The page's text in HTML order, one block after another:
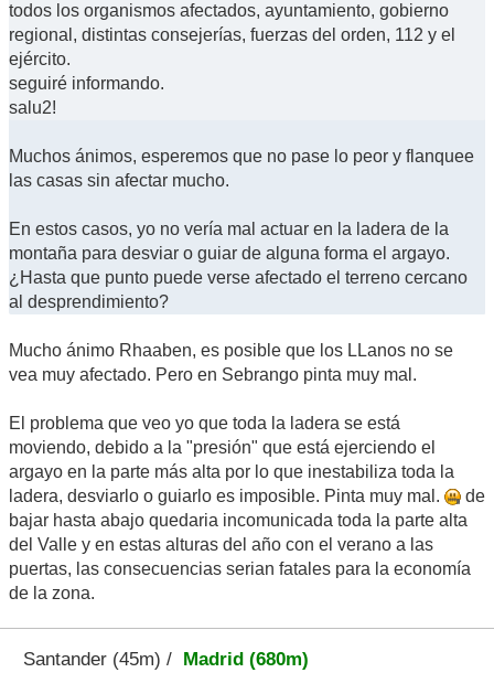
todos los organismos afectados, ayuntamiento, gobierno
regional, distintas consejerías, fuerzas del orden, 112 y el
ejército.
seguiré informando.
salu2!
Muchos ánimos, esperemos que no pase lo peor y flanquee
las casas sin afectar mucho.
En estos casos, yo no vería mal actuar en la ladera de la
montaña para desviar o guiar de alguna forma el argayo.
¿Hasta que punto puede verse afectado el terreno cercano
al desprendimiento?
Mucho ánimo Rhaaben, es posible que los LLanos no se
vea muy afectado. Pero en Sebrango pinta muy mal.
El problema que veo yo que toda la ladera se está
moviendo, debido a la "presión" que está ejerciendo el
argayo en la parte más alta por lo que inestabiliza toda la
ladera, desviarlo o guiarlo es imposible. Pinta muy mal.
de
bajar hasta abajo quedaria incomunicada toda la parte alta
del Valle y en estas alturas del año con el verano a las
puertas, las consecuencias serian fatales para la economía
de la zona.
Santander (45m) / Madrid (680m)